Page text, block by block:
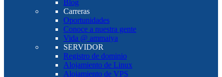
Blog
Carreras
Oportunidades
Conoce a nuestra gente
Vida @ ammaiya
SERVIDOR
Registro de dominio
Alojamiento de Linux
Alojamiento de VPS